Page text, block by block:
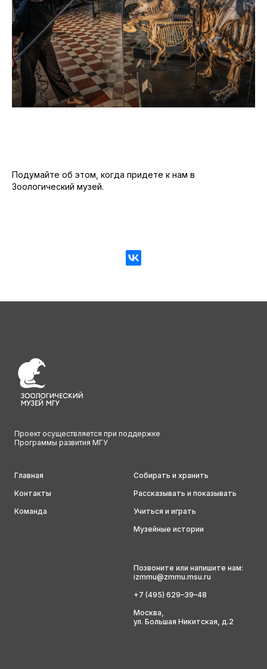
Подумайте об этом, когда придете к нам в
Зоологический музей.
Проект осуществляется при поддержке
Программы развития МГУ
Главная
Контакты
Команда
Собирать и хранить
Рассказывать и показывать
Учиться и играть
Музейные истории
Позвоните или напишите нам:
izmmu@zmmu.msu.ru
+7 (495) 629–39–48
Москва,
ул. Большая Никитская, д.2